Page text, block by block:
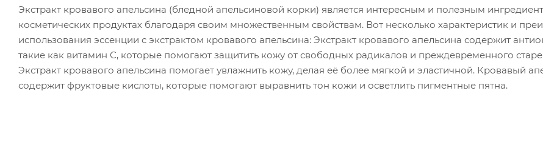
Экстракт кровавого апельсина (бледной апельсиновой корки) является интересным и полезным
косметических продуктах благодаря своим множественным свойствам. Вот несколько характеристик и
использования эссенции с экстрактом кровавого апельсина: Экстракт кровавого апельсина содержит
такие как витамин С, которые помогают защитить кожу от свободных радикалов и преждевременного
Экстракт кровавого апельсина помогает увлажнить кожу, делая её более мягкой и эластичной. Кровавый
содержит фруктовые кислоты, которые помогают выравнить тон кожи и осветлить пигментные пятна.